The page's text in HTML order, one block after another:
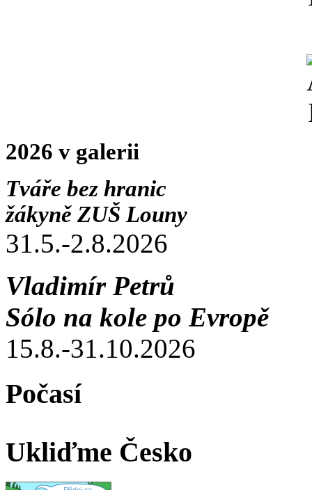
2026 v galerii
Tváře bez hranic
žákyně ZUŠ Louny
31.5.-2.8.2026
Vladimír Petrů
Sólo na kole po Evropě
15.8.-31.10.2026
Počasí
Ukliďme Česko